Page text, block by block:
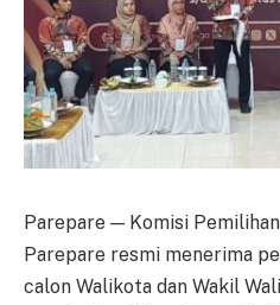
Parepare — Komisi
Parepare resmi menerima
calon Walikota dan Wakil